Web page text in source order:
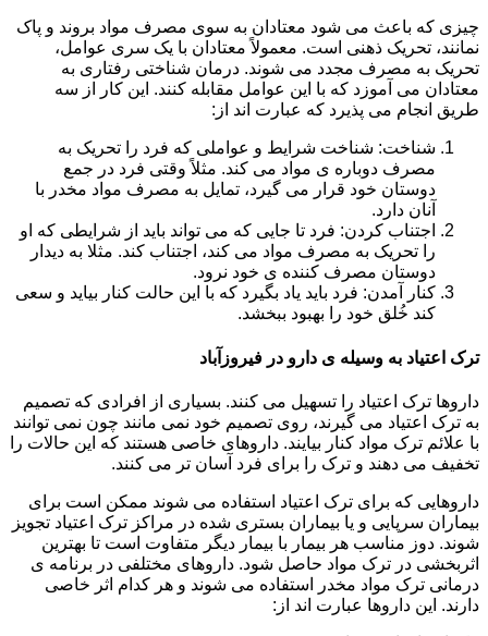
چیزی که باعث می شود معتادان به سوی مصرف مواد بروند و پاک
نمانند، تحریک ذهنی است. معمولاً معتادان با یک سری عوامل،
تحریک به مصرف مجدد می شوند. درمان شناختی رفتاری به
معتادان می آموزد که با این عوامل مقابله کنند. این کار از سه
طریق انجام می پذیرد که عبارت اند از:
شناخت: شناخت شرایط و عواملی که فرد را تحریک به
مصرف دوباره ی مواد می کند. مثلاً وقتی فرد در جمع
دوستان خود قرار می گیرد، تمایل به مصرف مواد مخدر با
آنان دارد.
اجتناب کردن: فرد تا جایی که می تواند باید از شرایطی که او
را تحریک به مصرف مواد می کند، اجتناب کند. مثلا به دیدار
دوستان مصرف کننده ی خود نرود.
کنار آمدن: فرد باید یاد بگیرد که با این حالت کنار بیاید و سعی
کند خُلق خود را بهبود ببخشد.
ترک اعتیاد به وسیله ی دارو در فیروزآباد
داروها ترک اعتیاد را تسهیل می کنند. بسیاری از افرادی که تصمیم
به ترک اعتیاد می گیرند، روی تصمیم خود نمی مانند چون نمی توانند
با علائم ترک مواد کنار بیایند. داروهای خاصی هستند که این حالات را
تخفیف می دهند و ترک را برای فرد آسان تر می کنند.
داروهایی که برای ترک اعتیاد استفاده می شوند ممکن است برای
بیماران سرپایی و یا بیماران بستری شده در مراکز ترک اعتیاد تجویز
شوند. دوز مناسب هر بیمار با بیمار دیگر متفاوت است تا بهترین
اثربخشی در ترک مواد حاصل شود. داروهای مختلفی در برنامه ی
درمانی ترک مواد مخدر استفاده می شوند و هر کدام اثر خاصی
دارند. این داروها عبارت اند از: